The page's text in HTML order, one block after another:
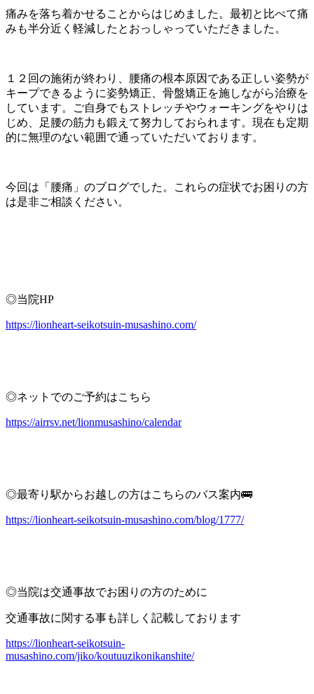
痛みを落ち着かせることからはじめました。最初と比べて痛
みも半分近く軽減したとおっしゃっていただきました。
１２回の施術が終わり、腰痛の根本原因である正しい姿勢が
キープできるように姿勢矯正、骨盤矯正を施しながら治療を
しています。ご自身でもストレッチやウォーキングをやりは
じめ、足腰の筋力も鍛えて努力しておられます。現在も定期
的に無理のない範囲で通っていただいております。
今回は「腰痛」のブログでした。これらの症状でお困りの方
は是非ご相談ください。
◎当院HP
https://lionheart-seikotsuin-musashino.com/
◎ネットでのご予約はこちら
https://airrsv.net/lionmusashino/calendar
◎最寄り駅からお越しの方はこちらのバス案内🚌
https://lionheart-seikotsuin-musashino.com/blog/1777/
◎当院は交通事故でお困りの方のために
交通事故に関する事も詳しく記載しております
https://lionheart-seikotsuin-
musashino.com/jiko/koutuuzikonikanshite/